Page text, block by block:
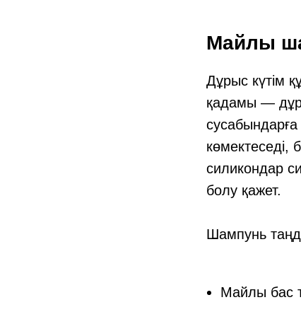
Майлы
Дұрыс күтім
қадамы —
көмектеседі,
силикондар
болу қажет.
Шампунь
Майлы бас